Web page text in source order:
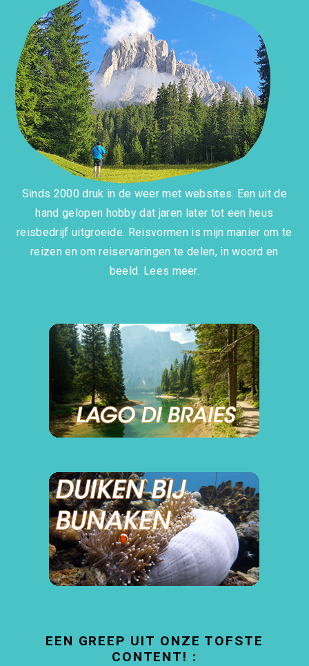
Sinds 2000 druk in de weer met websites. Een uit de
hand gelopen hobby dat jaren later tot een heus
reisbedrijf uitgroeide. Reisvormen is mijn manier om te
reizen en om reiservaringen te delen, in woord en
beeld. Lees meer.
EEN GREEP UIT ONZE TOFSTE
CONTENT! :